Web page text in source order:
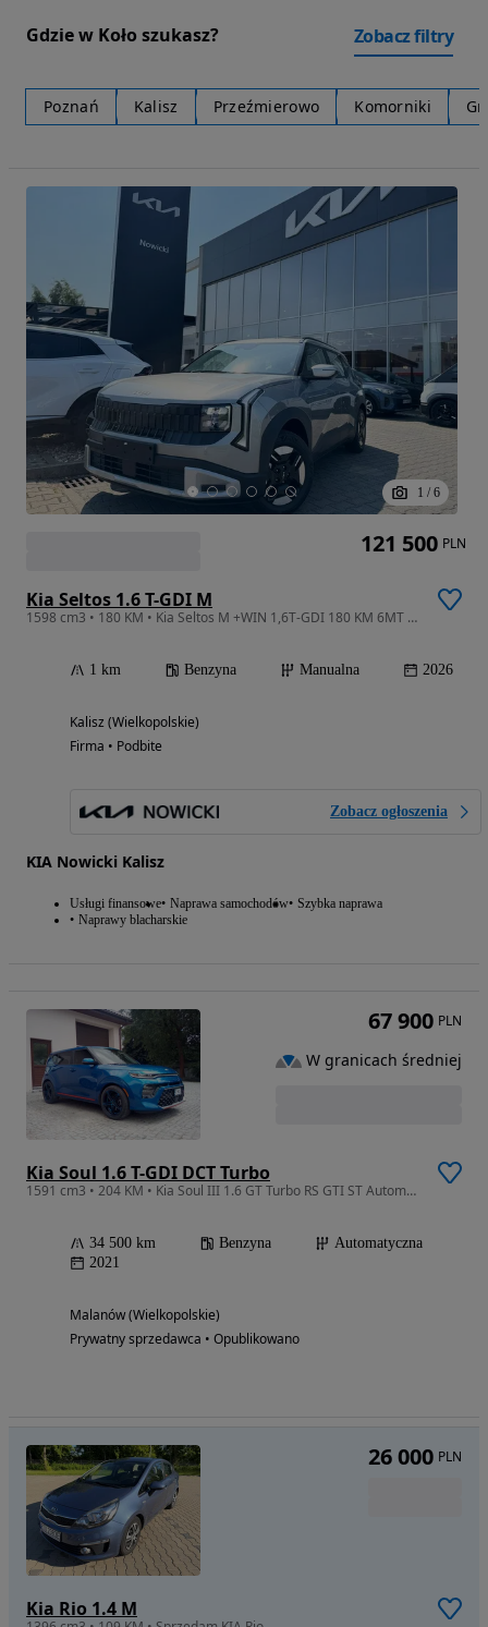
Gdzie w Koło szukasz? Zobacz filtry
Poznań Kalisz Przeźmierowo Komorniki
1 / 6
Kia Seltos 1.6 T-GDI M
1598 cm3 • 180 KM • Kia Seltos M +WIN 1,6T-GDI 180 KM 6MT FWD Nowy Promocyjne Finansowani
1 km Benzyna Manualna 2026
Kalisz (Wielkopolskie)
Firma • Podbite
Zobacz ogłoszenia
KIA Nowicki Kalisz
Usługi finansowe Naprawa samochodów Szybka naprawa
Naprawy blacharskie
121 500 PLN
Kia Soul 1.6 T-GDI DCT Turbo
1591 cm3 • 204 KM • Kia Soul III 1.6 GT Turbo RS GTI ST Automat 204 KM
34 500 km Benzyna
Automatyczna
2021
Malanów (Wielkopolskie)
Prywatny sprzedawca • Opublikowano
67 900 PLN
W granicach średniej
Kia Rio 1.4 M
26 000 PLN